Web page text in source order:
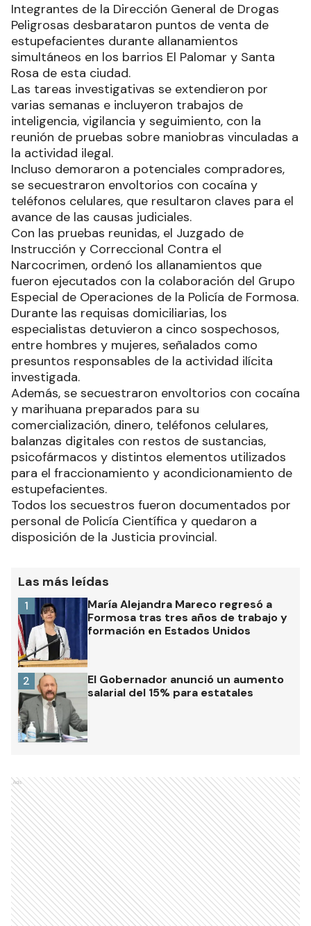
Integrantes de la Dirección General de Drogas
Peligrosas desbarataron puntos de venta de
estupefacientes durante allanamientos
simultáneos en los barrios El Palomar y Santa
Rosa de esta ciudad.
Las tareas investigativas se extendieron por
varias semanas e incluyeron trabajos de
inteligencia, vigilancia y seguimiento, con la
reunión de pruebas sobre maniobras vinculadas a
la actividad ilegal.
Incluso demoraron a potenciales compradores,
se secuestraron envoltorios con cocaína y
teléfonos celulares, que resultaron claves para el
avance de las causas judiciales.
Con las pruebas reunidas, el Juzgado de
Instrucción y Correccional Contra el
Narcocrimen, ordenó los allanamientos que
fueron ejecutados con la colaboración del Grupo
Especial de Operaciones de la Policía de Formosa.
Durante las requisas domiciliarias, los
especialistas detuvieron a cinco sospechosos,
entre hombres y mujeres, señalados como
presuntos responsables de la actividad ilícita
investigada.
Además, se secuestraron envoltorios con cocaína
y marihuana preparados para su
comercialización, dinero, teléfonos celulares,
balanzas digitales con restos de sustancias,
psicofármacos y distintos elementos utilizados
para el fraccionamiento y acondicionamiento de
estupefacientes.
Todos los secuestros fueron documentados por
personal de Policía Científica y quedaron a
disposición de la Justicia provincial.
Las más leídas
María Alejandra Mareco regresó a
Formosa tras tres años de trabajo y
formación en Estados Unidos
1
El Gobernador anunció un aumento
salarial del 15% para estatales
2
Ads